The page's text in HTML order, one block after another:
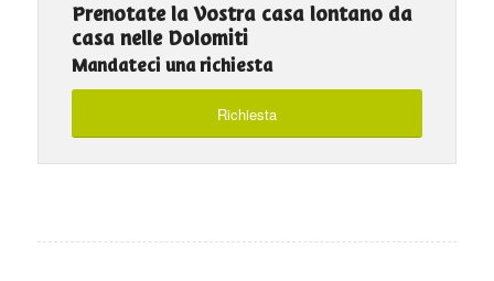
Prenotate la Vostra casa lontano da
casa nelle Dolomiti
Mandateci una richiesta
Richiesta